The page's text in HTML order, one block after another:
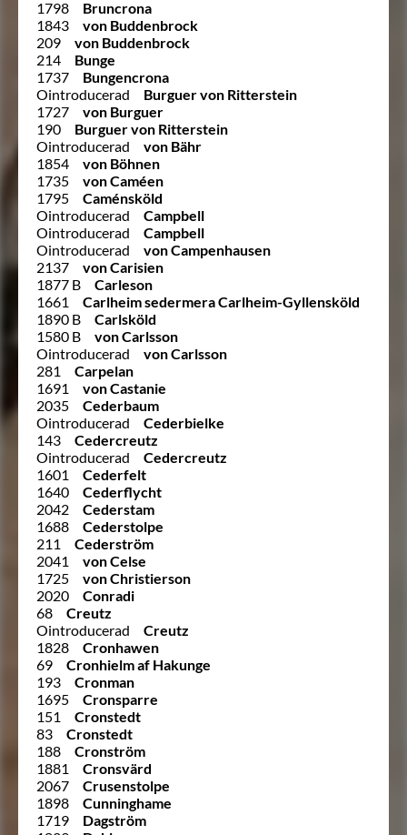
1798
Bruncrona
1843
von Buddenbrock
209
von Buddenbrock
214
Bunge
1737
Bungencrona
Ointroducerad
Burguer von Ritterstein
1727
von Burguer
190
Burguer von Ritterstein
Ointroducerad
von Bähr
1854
von Böhnen
1735
von Caméen
1795
Caménsköld
Ointroducerad
Campbell
Ointroducerad
Campbell
Ointroducerad
von Campenhausen
2137
von Carisien
1877 B
Carleson
1661
Carlheim sedermera Carlheim-Gyllensköld
1890 B
Carlsköld
1580 B
von Carlsson
Ointroducerad
von Carlsson
281
Carpelan
1691
von Castanie
2035
Cederbaum
Ointroducerad
Cederbielke
143
Cedercreutz
Ointroducerad
Cedercreutz
1601
Cederfelt
1640
Cederflycht
2042
Cederstam
1688
Cederstolpe
211
Cederström
2041
von Celse
1725
von Christierson
2020
Conradi
68
Creutz
Ointroducerad
Creutz
1828
Cronhawen
69
Cronhielm af Hakunge
193
Cronman
1695
Cronsparre
151
Cronstedt
83
Cronstedt
188
Cronström
1881
Cronsvärd
2067
Crusenstolpe
1898
Cunninghame
1719
Dagström